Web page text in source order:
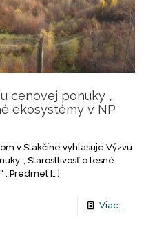
cenovej ponuky „
ekosystémy v NP
v Stakčíne vyhlasuje Výzvu
„ Starostlivosť o lesné
. Predmet […]
Viac...